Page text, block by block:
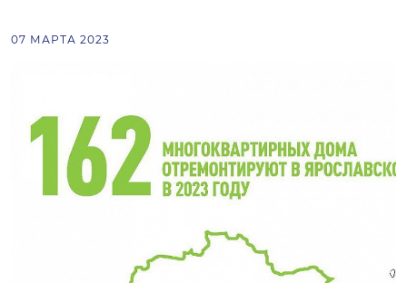
07 МАРТА 2023